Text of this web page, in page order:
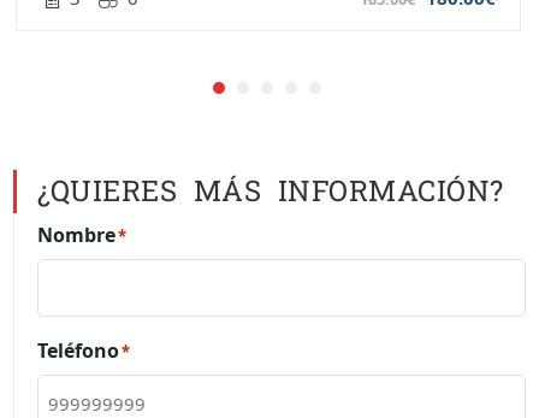
¿QUIERES MÁS INFORMACIÓN?
Nombre*
Teléfono*